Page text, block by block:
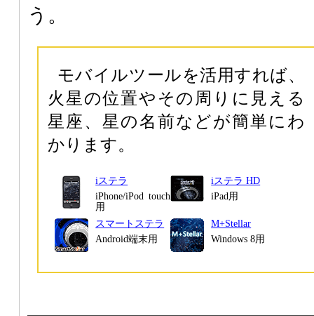
う。
モバイルツールを活用すれば、
火星の位置やその周りに見える
星座、星の名前などが簡単にわ
かります。
iステラ
iPhone/iPod touch
用
iステラ HD
iPad用
スマートステラ
Android端末用
M+Stellar
Windows 8用